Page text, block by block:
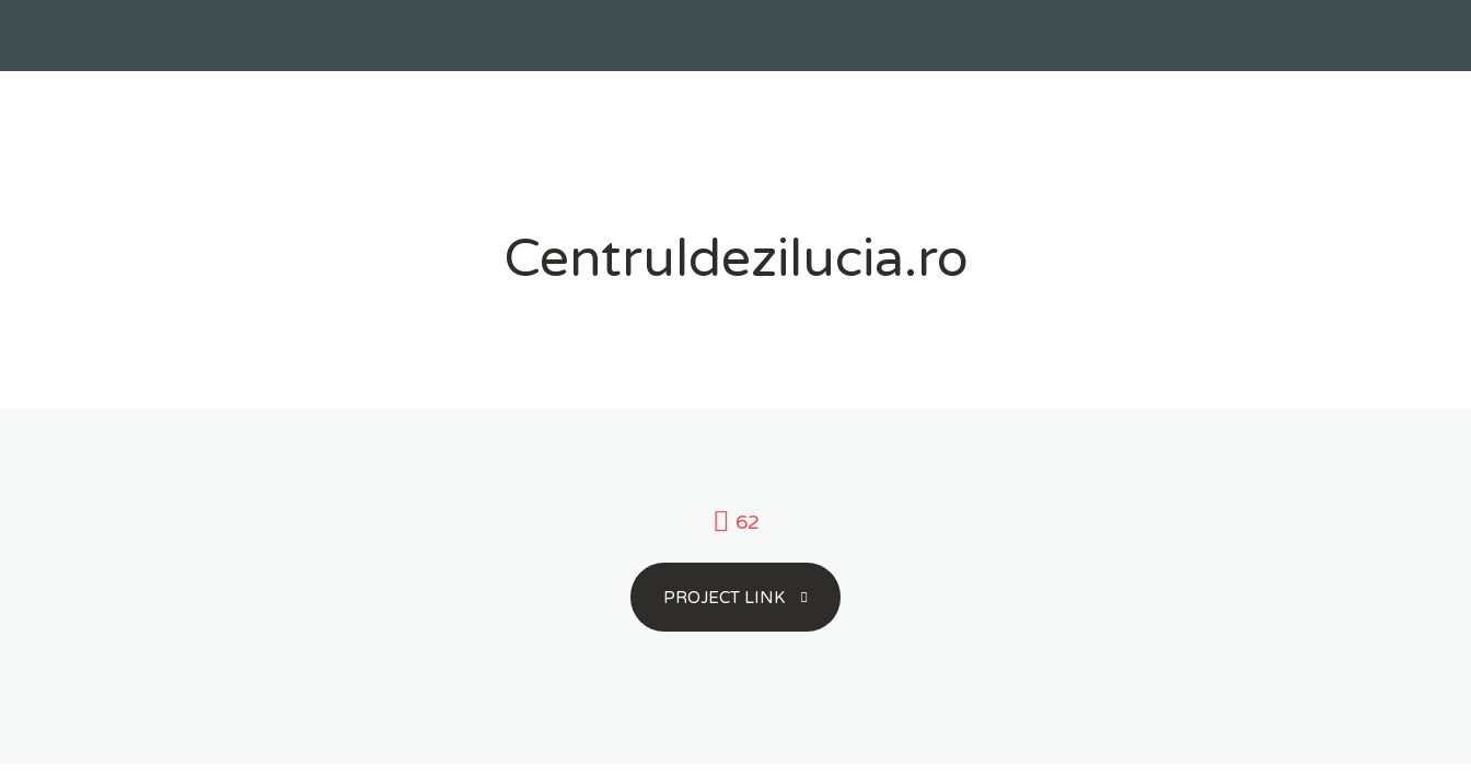
Centruldezilucia.ro
62
PROJECT LINK